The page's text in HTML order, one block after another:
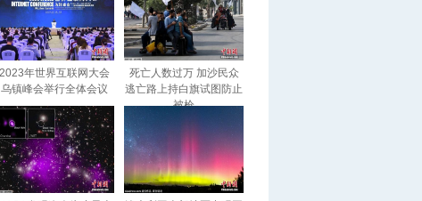
2023年世界互联网大会
乌镇峰会举行全体会议
死亡人数过万 加沙民众
逃亡路上持白旗试图防止
被枪